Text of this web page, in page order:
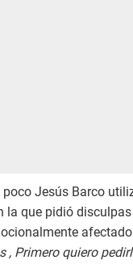
poco Jesús Barco
la que pidió
, Primero quiero